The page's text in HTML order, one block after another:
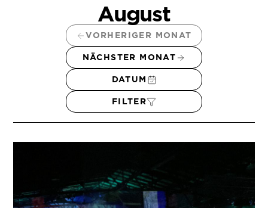
August
VORHERIGER MONAT
NÄCHSTER MONAT
DATUM
FILTER